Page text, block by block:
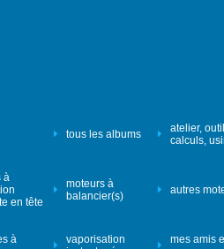
tous les albums
atelier,
calculs,
à
en tête
moteurs à
balancier(s)
autres
à
vaporisation
mes amis